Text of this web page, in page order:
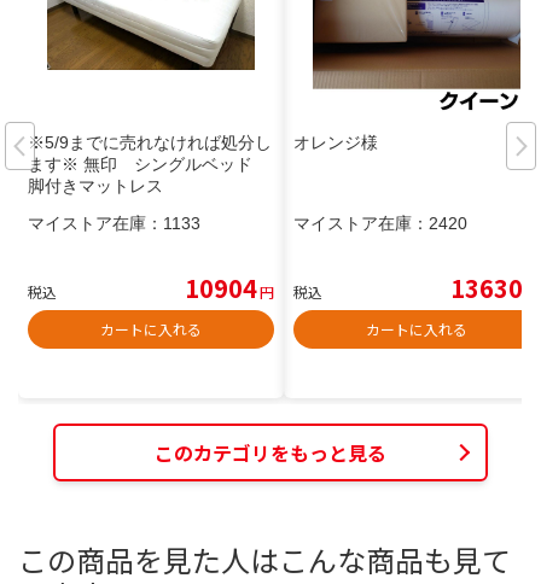
※5/9までに売れなければ処分し
ます※ 無印 シングルベッド
脚付きマットレス
マイストア在庫： 1133
税込 10904円
カートに入れる
オレンジ様
マイストア在庫： 2420
税込 13630
カートに入れる
このカテゴリをもっと見る
この商品を見た人はこんな商品も見て